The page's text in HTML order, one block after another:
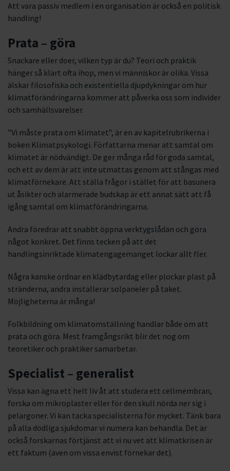
Att vara passiv medlem i en organisation är också en politisk
handling!
Prata – göra
Snackare eller doer, vilken typ är du? Teori och praktik
hänger så klart ofta ihop, men vi människor är olika. Vissa
älskar filosofiska och existentiella djupdykningar om hur
klimatförändringarna kommer att påverka oss som individer
och samhällsvarelser.
”Vi måste prata om klimatet”, är en av kapitelrubrikerna i
boken Klimatpsykologi. Författarna menar att samtal om
klimatet är nödvändigt. De ger många råd för goda samtal,
och ett av dem är att inte utmattas genom att stångas med
klimatförnekare. Att ställa frågor i stället för att basunera
ut åsikter och alarmerade budskap är ett annat sätt att få
igång samtal om klimatförändringarna.
Andra föredrar att snabbt öppna verktygslådan och göra
något konkret. Det finns tecken på att det
handlingsinriktade klimatengagemanget lockar allt fler.
Några kanske ordnar en klädbytardag eller plockar plast på
stränderna, andra installerar solpaneler på taket.
Möjligheterna är många!
Folkbildning om klimatomställning handlar både om att
prata och göra. Mest framgångsrikt blir det nog om
teoretiker och praktiker samarbetar.
Specialist – generalist
Vissa kan ägna ett helt liv åt att studera ett cellmembran,
forska om mikroplaster eller för den skull nörda ner sig i
pelargoner. Vi kan tacka specialisterna för mycket. Tänk bara
på alla dödliga sjukdomar vi numera kan behandla. Det är
också forskarnas förtjänst att vi nu vet att klimatkrisen är
ett faktum (även om vissa envist förnekar det).